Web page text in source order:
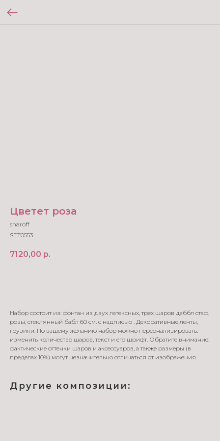
Цветет роза
sharoff
SET0553
7120,00 р.
Набор состоит из: фонтан из двух латексных, трех шаров даббл стаф,
розы, стеклянный бабл 60 см. с надписью . Декоративные ленты,
грузики. По вашему желанию набор можно персонализировать:
изменить количество шаров, текст и его шрифт. Обратите внимание:
фактические оттенки шаров и аксессуаров, а также размеры (в
пределах 10%) могут незначительно отличаться от изображения.
Другие композиции: